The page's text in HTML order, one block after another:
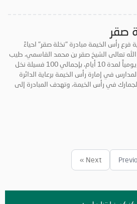
صقر
فرع رأس الخيمة مبادرة "نخلة صقر" احياءً
تعالى الشيخ صقر بن محمد القاسمي، طيب
الله ثراه، فتم توزيع 10 نخلات يومياً لمدة 10 أيام، بإجمالي 100 فسيلة نخل
في إمارة رأس الخيمة برعاية الدائرة
في رأس الخيمة، وتهدف المبادرة إلى
Next »